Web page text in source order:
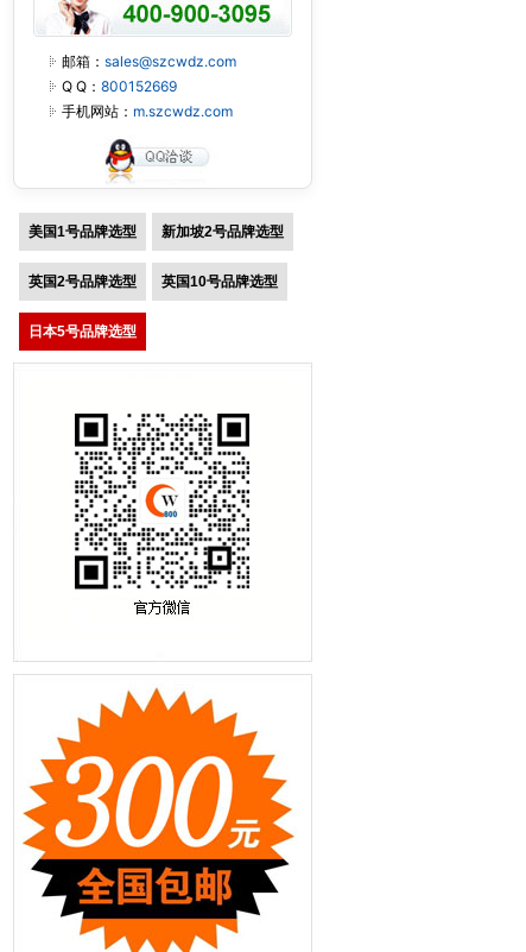
邮箱： sales@szcwdz.com
Q Q： 800152669
手机网站： m.szcwdz.com
美国1号品牌选型 新加坡2号品牌选型
英国2号品牌选型 英国10号品牌选型
日本5号品牌选型